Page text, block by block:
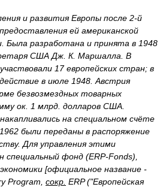
и развития Европы после 2-й
ей американской
Была разработана и принята в 1948
США Дж. К. Маршалла. В
17 европейских стран; в
в июле 1948. Австрия
безвозмездных товарных
ок. 1 млрд. долларов США.
на специальном счёте
были переданы в распоряжение
Для управления этими
специальный фонд (ERP-Fonds),
[официальное название -
Program, сокр. ERP ("Европейская